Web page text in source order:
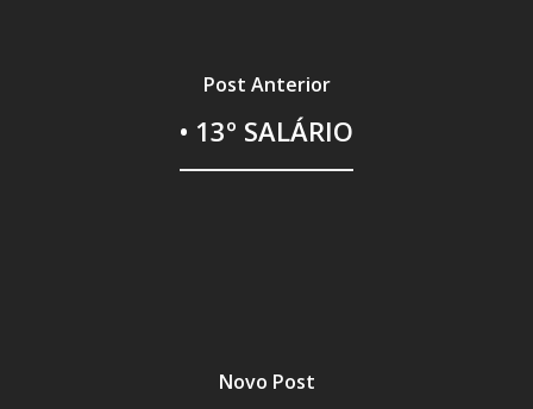
Post Anterior
• 13º SALÁRIO
Novo Post